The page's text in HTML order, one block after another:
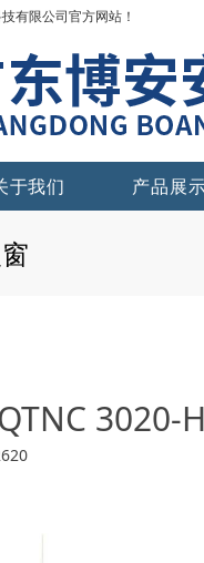
有限公司官方网站！
于我们 产品展
3020-